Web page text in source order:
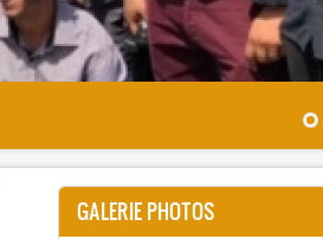
GALERIE PHOTOS